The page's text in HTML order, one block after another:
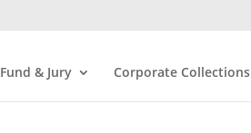
Fund & Jury Corporate Collections